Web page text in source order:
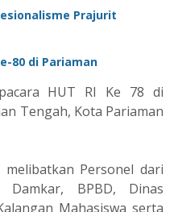
Prajurit
80 di Pariaman
HUT RI Ke 78 di
Tengah, Kota Pariaman
Personel dari
BPBD, Dinas
Mahasiswa serta